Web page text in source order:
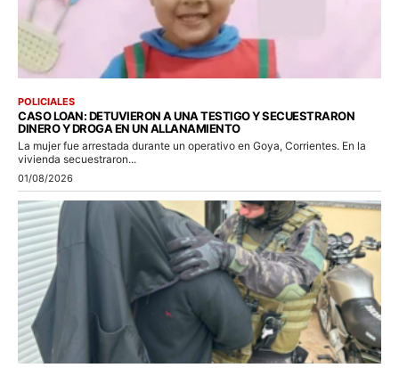
POLICIALES
CASO LOAN: DETUVIERON A UNA TESTIGO Y SECUESTRARON
DINERO Y DROGA EN UN ALLANAMIENTO
La mujer fue arrestada durante un operativo en Goya, Corrientes. En la
vivienda secuestraron...
01/08/2026